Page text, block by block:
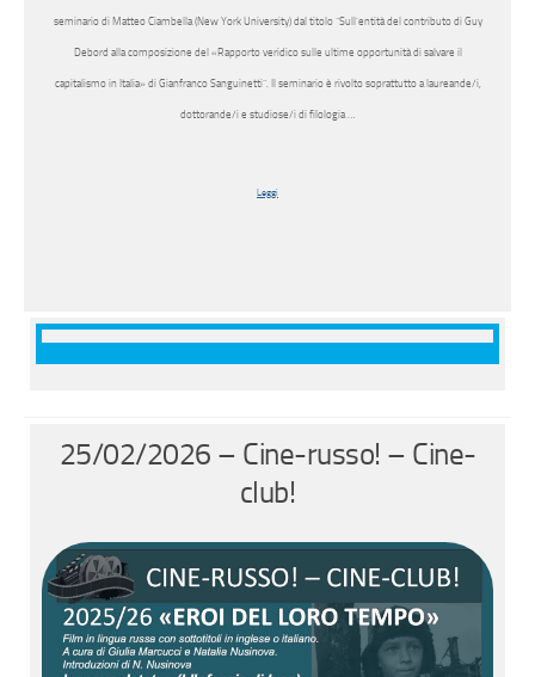
seminario di Matteo Ciambella (New York University) dal titolo “Sull’entità del contributo di Guy
Debord alla composizione del «Rapporto veridico sulle ultime opportunità di salvare il
capitalismo in Italia» di Gianfranco Sanguinetti”. Il seminario è rivolto soprattutto a laureande/i,
dottorande/i e studiose/i di filologia …
Leggi
25/02/2026 – Cine-russo! – Cine-
club!